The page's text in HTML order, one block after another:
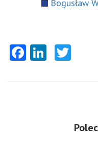
Bogusław
Facebook
LinkedIn